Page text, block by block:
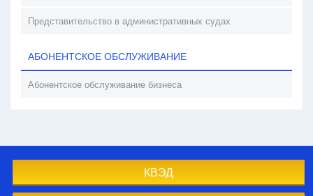
Представительство в административных судах
АБОНЕНТСКОЕ ОБСЛУЖИВАНИЕ
Абонентское обслуживание бизнеса
КВЭД